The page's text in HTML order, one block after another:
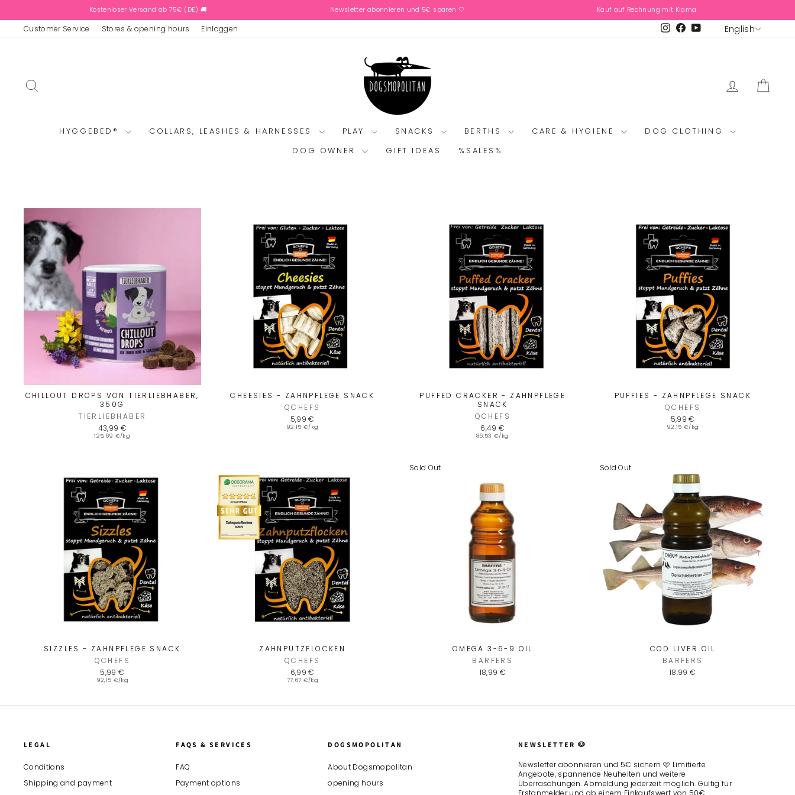
content
Pause
Kostenloser Versand ab 75€ (DE) 🚚 Newsletter abonnieren und 5€ sparen 🤍 Kauf auf Rechnung mit Klarna
Customer Service Stores & opening hours Einloggen Instagram
FacebookYouTubeEnglish
LOG IN
HYGGEBED® COLLARS, LEASHES & HARNESSES PLAY SNACKS BERTHS CARE & HYGIENE
DOG CLOTHING
DOG OWNER
GIFT IDEAS %SALES%
POST VOM
MEER?
Melde dich jetzt für unseren Newsletter
ERHALTE 5 EURO
Bestellung
SUBSCRIBE
"Close
(esc)"
CHILLOUT DROPS VON TIERLIEBHABER,
350G
TIERLIEBHABER
43,99 €
125,69 €/kg
CHEESIES - ZAHNPFLEGE SNACK
QCHEFS
5,99 €
92,15 €/kg
PUFFED CRACKER - ZAHNPFLEGE
SNACK
QCHEFS
6,49 €
86,53 €/kg
PUFFIES - ZAHNPFLEGE SNACK
QCHEFS
5,99 €
92,15 €/kg
SIZZLES - ZAHNPFLEGE SNACK
QCHEFS
5,99 €
92,15 €/kg
ZAHNPUTZFLOCKEN
QCHEFS
6,99 €
77,67 €/kg
Sold Out
OMEGA 3-6-9 OIL
BARFERS
18,99 €
Sold Out
COD LIVER OIL
BARFERS
18,99 €
LEGAL
Conditions
Shipping and payment
FAQS & SERVICES
FAQ
Payment options
DOGSMOPOLITAN
About Dogsmopolitan
opening hours
NEWSLETTER 🐶
Newsletter abonnieren und 5€ sichern 🩷 Limitierte
Angebote, spannende Neuheiten und weitere
Überraschungen. Abmeldung jederzeit möglich. Gültig für
Erstanmelder und ab einem Einkaufswert von 50€.
4,7 Rating